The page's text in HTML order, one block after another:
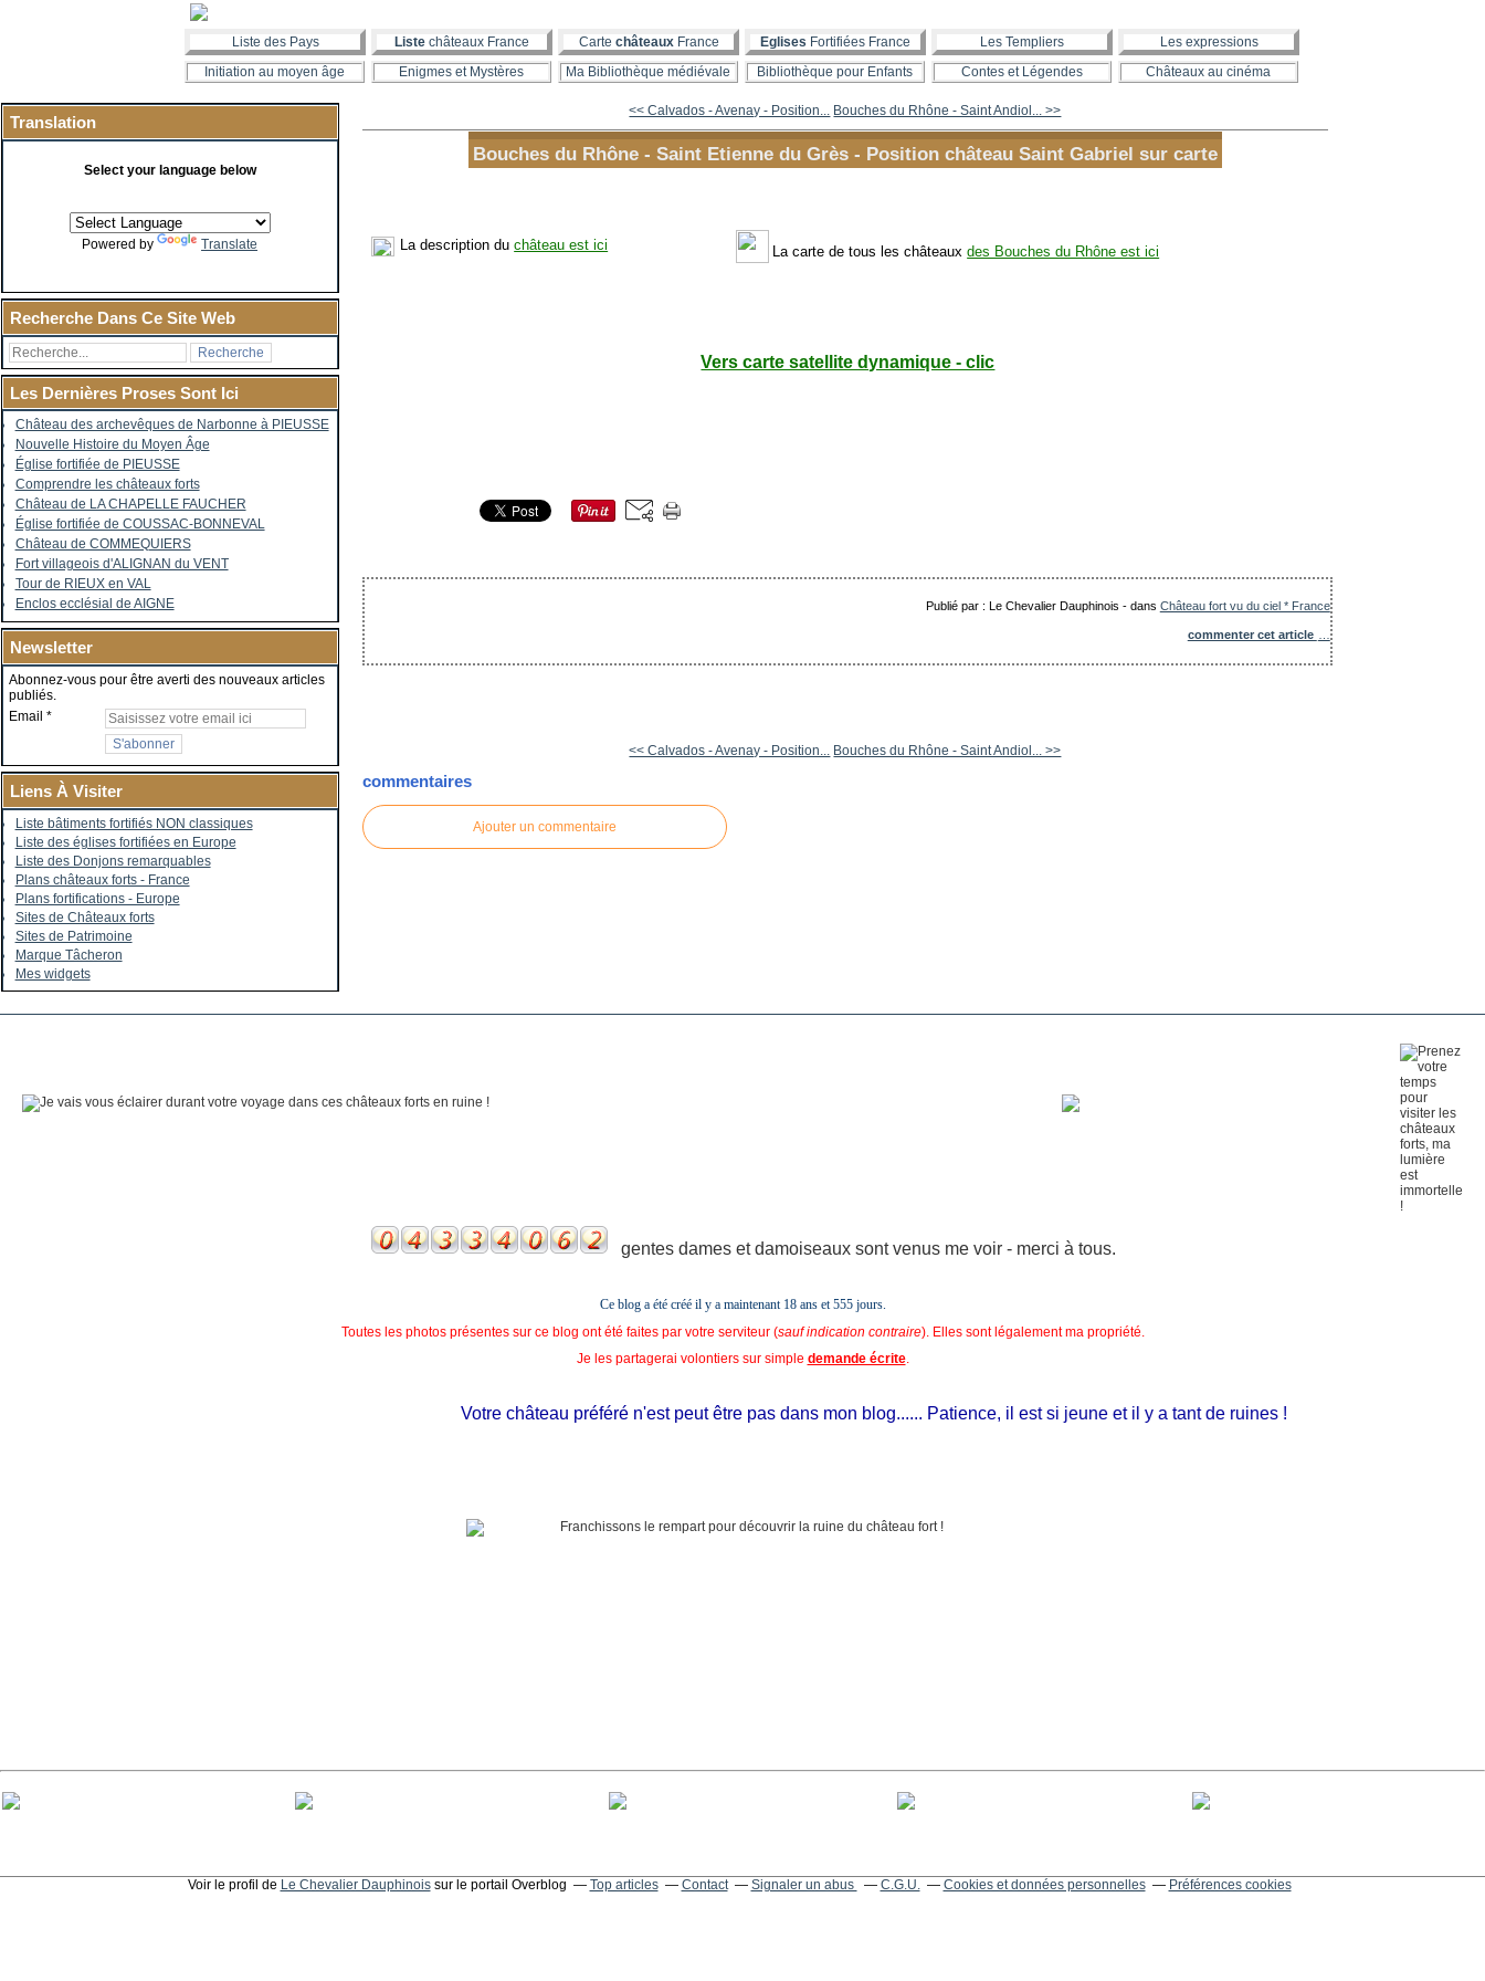
Liste des Pays Liste châteaux France Carte châteauxFrance Eglises Fortifiées France Les Templiers
Les expressions
Initiation au moyen âge
Enigmes et Mystères Ma Bibliothèque médiévale Bibliothèque pour Enfants Contes et Légendes Châteaux au cinéma
Translation
Select your language below
Powered by Translate
Recherche Dans Ce Site Web
Les Dernières Proses Sont Ici
Château des archevêques de Narbonne à PIEUSSE
Nouvelle Histoire du Moyen Âge
Église fortifiée de PIEUSSE
Comprendre les châteaux forts
Château de LA CHAPELLE FAUCHER
Église fortifiée de COUSSAC-BONNEVAL
Château de COMMEQUIERS
Fort villageois d'ALIGNAN du VENT
Tour de RIEUX en VAL
Enclos ecclésial de AIGNE
Newsletter
Abonnez-vous pour être averti des nouveaux articles
publiés.
Email
Liens À Visiter
Liste bâtiments fortifiés NON classiques
Liste des églises fortifiées en Europe
Liste des Donjons remarquables
Plans châteaux forts - France
Plans fortifications - Europe
Sites de Châteaux forts
Sites de Patrimoine
Marque Tâcheron
Mes widgets
<< Calvados - Avenay - Position... Bouches du Rhône - Saint Andiol... >>
Bouches du Rhône - Saint Etienne du Grès - Position château Saint Gabriel sur carte
La description duchâteau est ici La carte de tous les châteauxdes Bouches du Rhône est ici
Vers carte satellite dynamique - clic
Publié par : Le Chevalier Dauphinois -dans Château fort vu du ciel * France
commenter cet article
<< Calvados - Avenay - Position... Bouches du Rhône - Saint Andiol... >>
commentaires
Ajouter un commentaire
gentes dames et damoiseaux sont venus me voir - merci à tous.
Ce blog a été créé il y a maintenant 18 ans et555 jours.
Toutes les photos présentes sur ce blog ont été faites par votre serviteur (sauf indication contraire). Elles sont légalement ma propriété.
Je les partagerai volontiers sur simple demande écrite.
Votre château préféré n'est peut être pas dans mon blog...... Patience, il est si jeune et il y a tant de ruines !
Voir le profil de Le Chevalier Dauphinoissur le portail Overblog Top articles Contact Signaler un abus C.G.U. Cookies et données personnelles Préférences cookies